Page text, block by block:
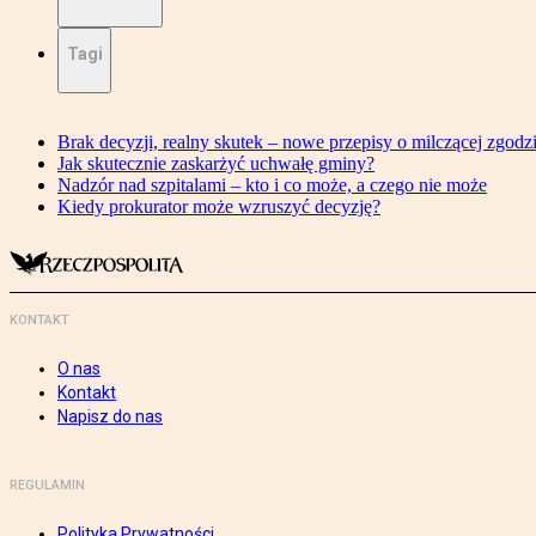
Tagi
Brak decyzji, realny skutek – nowe przepisy o milczącej
Jak skutecznie zaskarżyć uchwałę gminy?
Nadzór nad szpitalami – kto i co może, a czego nie może
Kiedy prokurator może wzruszyć decyzję?
KONTAKT
O nas
Kontakt
Napisz do nas
REGULAMIN